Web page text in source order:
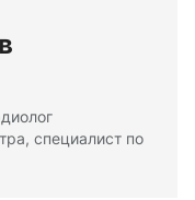
специалист по